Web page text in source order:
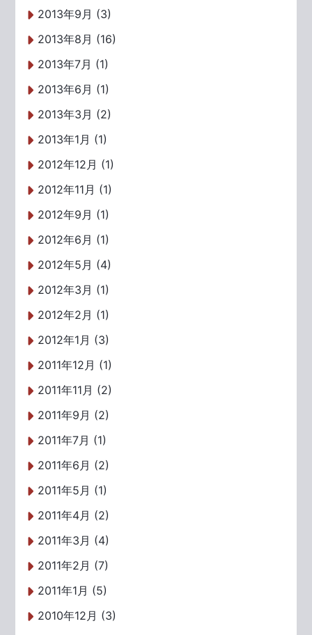
2013年9月 (3)
2013年8月 (16)
2013年7月 (1)
2013年6月 (1)
2013年3月 (2)
2013年1月 (1)
2012年12月 (1)
2012年11月 (1)
2012年9月 (1)
2012年6月 (1)
2012年5月 (4)
2012年3月 (1)
2012年2月 (1)
2012年1月 (3)
2011年12月 (1)
2011年11月 (2)
2011年9月 (2)
2011年7月 (1)
2011年6月 (2)
2011年5月 (1)
2011年4月 (2)
2011年3月 (4)
2011年2月 (7)
2011年1月 (5)
2010年12月 (3)